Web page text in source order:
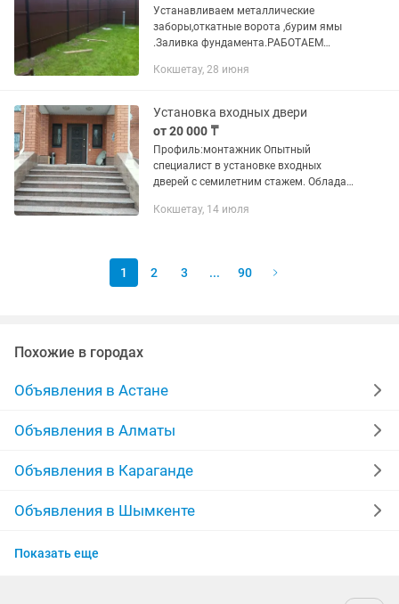
Устанавливаем металлические
заборы,откатные ворота ,бурим ямы
.Заливка фундамента.РАБОТАЕМ
Кокшетау, 28 июня
Установка входных двери
от 20 000 ₸
Профиль:монтажник Опытный
специалист в установке входных
дверей с семилетним стажем. Обладаю
аспектов установки, а также навыками
Кокшетау, 14 июля
1 2 3 ... 90
Похожие в городах
Объявления в Астане
Объявления в Алматы
Объявления в Караганде
Объявления в Шымкенте
Объявления в Усть-Каменогорске
Показать еще